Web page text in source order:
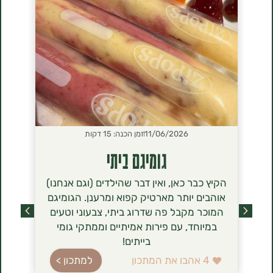
11/06/2026זמן הכנה: 15 דקות
גומיגם ביתי
הקיץ כבר כאן, ואין דבר שהילדים (וגם אנחנו)
אוהבים יותר מארטיק קפוא ומרענן. הגומיגם
המוכר מקבל פה שדרוג ביתי, צבעוני וטעים
במיוחד, עם פירות אמיתיים וממתקי גומי
אהבו את המתכון למתכון >
מסתם